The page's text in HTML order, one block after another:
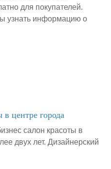
для покупателей.
узнать информацию о
центре города
салон красоты в
двух лет. Дизайнерский